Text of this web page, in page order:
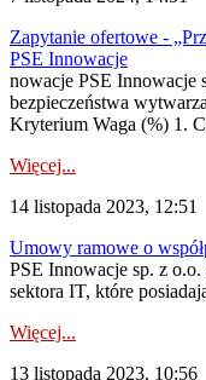
Zapytanie ofertowe -
PSE Innowacje
nowacje PSE Innowacje
bezpieczeństwa
Kryterium Waga (%) 1.
Więcej...
14 listopada 2023, 12:51
Umowy ramowe o
PSE Innowacje sp. z
sektora IT, które
Więcej...
13 listopada 2023, 10:56